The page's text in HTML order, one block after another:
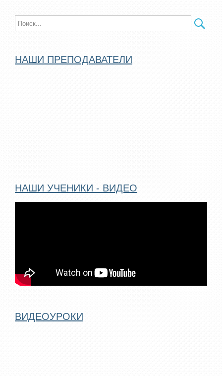
НАШИ ПРЕПОДАВАТЕЛИ
НАШИ УЧЕНИКИ - ВИДЕО
ВИДЕОУРОКИ